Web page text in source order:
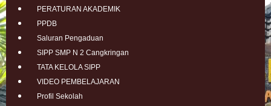
PERATURAN AKADEMIK
PPDB
Saluran Pengaduan
SIPP SMP N 2 Cangkringan
TATA KELOLA SIPP
VIDEO PEMBELAJARAN
Profil Sekolah